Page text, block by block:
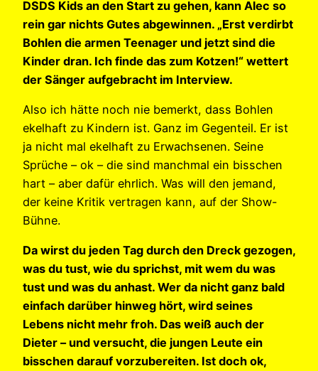
DSDS Kids an den Start zu gehen, kann Alec so
rein gar nichts Gutes abgewinnen. „Erst verdirbt
Bohlen die armen Teenager und jetzt sind die
Kinder dran. Ich finde das zum Kotzen!“ wettert
der Sänger aufgebracht im Interview.
Also ich hätte noch nie bemerkt, dass Bohlen
ekelhaft zu Kindern ist. Ganz im Gegenteil. Er ist
ja nicht mal ekelhaft zu Erwachsenen. Seine
Sprüche – ok – die sind manchmal ein bisschen
hart – aber dafür ehrlich. Was will den jemand,
der keine Kritik vertragen kann, auf der Show-
Bühne.
Da wirst du jeden Tag durch den Dreck gezogen,
was du tust, wie du sprichst, mit wem du was
tust und was du anhast. Wer da nicht ganz bald
einfach darüber hinweg hört, wird seines
Lebens nicht mehr froh. Das weiß auch der
Dieter – und versucht, die jungen Leute ein
bisschen darauf vorzubereiten. Ist doch ok,